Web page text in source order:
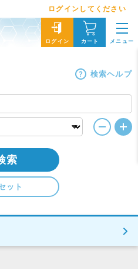
ログインしてください
ログイン カート メニュー
検索ヘルプ
索
ット